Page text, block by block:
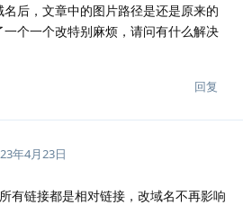
后，文章中的图片路径是还是原来的
个一个改特别麻烦，请问有什么解决
回复
年4月23日
有链接都是相对链接，改域名不再影响